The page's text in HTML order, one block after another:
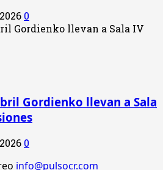
0
Gordienko llevan a Sala
0
info@pulsocr.com